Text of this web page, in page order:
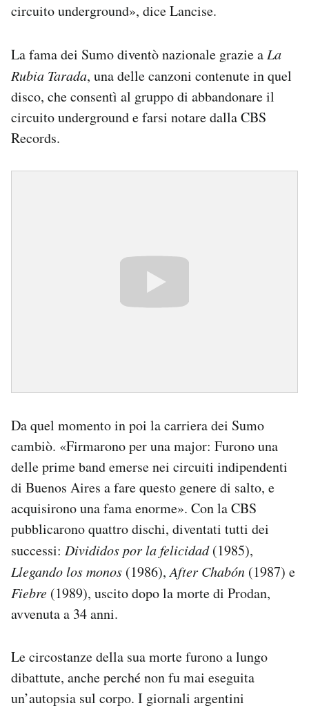
circuito underground», dice Lancise.
La fama dei Sumo diventò nazionale grazie a La
Rubia Tarada, una delle canzoni contenute in quel
disco, che consentì al gruppo di abbandonare il
circuito underground e farsi notare dalla CBS
Records.
Da quel momento in poi la carriera dei Sumo
cambiò. «Firmarono per una major: Furono una
delle prime band emerse nei circuiti indipendenti
di Buenos Aires a fare questo genere di salto, e
acquisirono una fama enorme». Con la CBS
pubblicarono quattro dischi, diventati tutti dei
successi: Divididos por la felicidad(1985),
Llegando los monos (1986),After Chabón (1987) e
Fiebre (1989), uscito dopo la morte di Prodan,
avvenuta a 34 anni.
Le circostanze della sua morte furono a lungo
dibattute, anche perché non fu mai eseguita
un’autopsia sul corpo. I giornali argentini